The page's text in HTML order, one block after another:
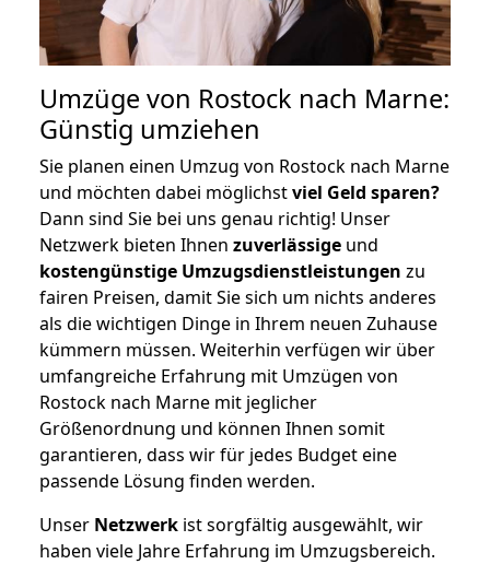
Umzüge von Rostock nach Marne:
Günstig umziehen
Sie planen einen Umzug von Rostock nach Marne
und möchten dabei möglichstviel Geld sparen?
Dann sind Sie bei uns genau richtig! Unser
Netzwerk bieten Ihnen zuverlässige und
kostengünstige Umzugsdienstleistungen zu
fairen Preisen, damit Sie sich um nichts anderes
als die wichtigen Dinge in Ihrem neuen Zuhause
kümmern müssen. Weiterhin verfügen wir über
umfangreiche Erfahrung mit Umzügen von
Rostock nach Marne mit jeglicher
Größenordnung und können Ihnen somit
garantieren, dass wir für jedes Budget eine
passende Lösung finden werden.
Unser Netzwerk ist sorgfältig ausgewählt, wir
haben viele Jahre Erfahrung im Umzugsbereich.